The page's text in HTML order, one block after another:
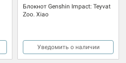
Блокнот Genshin Impact: Teyvat
Zoo. Xiao
Уведомить о наличии